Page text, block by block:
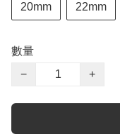
20mm 22mm
數量
−
+